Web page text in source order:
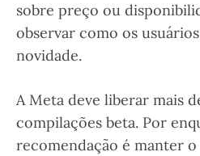
sobre preço ou
observar como os
novidade.
A Meta deve liberar mais
compilações beta. Por
recomendação é manter